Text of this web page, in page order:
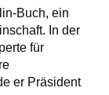
Buch, ein
In der
für
er Präsident